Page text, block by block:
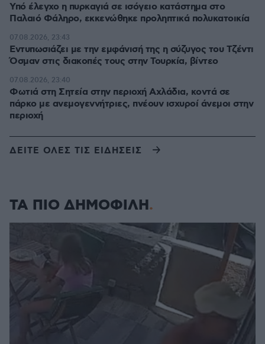
Υπό έλεγχο η πυρκαγιά σε ισόγειο κατάστημα στο
Παλαιό Φάληρο, εκκενώθηκε προληπτικά πολυκατοικία
Εντυπωσιάζει με την εμφάνισή της η σύζυγος του Τζέντι
Όσμαν στις διακοπές τους στην Τουρκία, βίντεο
07.08.2026, 23:43
Φωτιά στη Σητεία στην περιοχή Αχλάδια, κοντά σε
πάρκο με ανεμογεννήτριες, πνέουν ισχυροί άνεμοι στην
περιοχή
07.08.2026, 23:40
ΔΕΙΤΕ ΟΛΕΣ ΤΙΣ ΕΙΔΗΣΕΙΣ
ΤΑ ΠΙΟ ΔΗΜΟΦΙΛΗ